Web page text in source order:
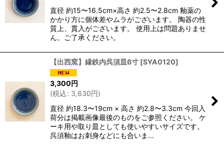
並び順:
絞り込む
直径 約15〜16.5cm×高さ 約2.5〜2.8cm 釉薬の
かかり方に個体差やムラがございます。 陶器の性
質上、貫入がございます。 使用上は問題ありませ
ん。ご了承ください。
【出西窯】縁鉄内呉須皿6寸 [SYA0120]
3,300円
(税込: 3,630円)
直径 約18.3〜19cm × 高さ 約2.8〜3.3cm 今回入
荷分は掲載画像最後のものをご参照ください。 ケ
ーキ用や取り皿としても使いやすいサイズです。
呉須釉はお刺身などにも合いま…